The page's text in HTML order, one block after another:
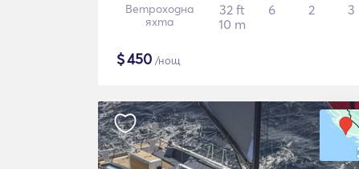
Ветроходна
яхта
32 ft
10 m
6 2 3
$450 /нощ